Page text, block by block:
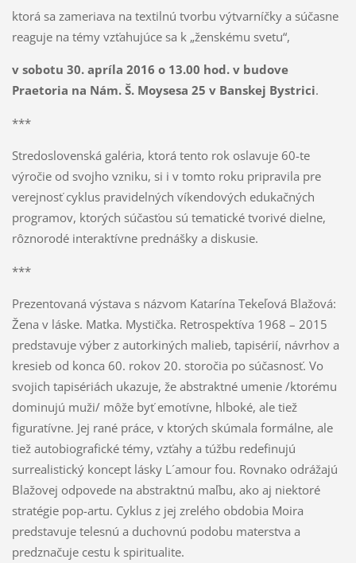
ktorá sa zameriava na textilnú tvorbu výtvarníčky a súčasne
reaguje na témy vzťahujúce sa k „ženskému svetu“,
v sobotu 30. apríla 2016 o 13.00 hod. v budove
Praetoria na Nám. Š. Moysesa 25 v Banskej Bystrici.
***
Stredoslovenská galéria, ktorá tento rok oslavuje 60-te
výročie od svojho vzniku, si i v tomto roku pripravila pre
verejnosť cyklus pravidelných víkendových edukačných
programov, ktorých súčasťou sú tematické tvorivé dielne,
rôznorodé interaktívne prednášky a diskusie.
***
Prezentovaná výstava s názvom Katarína Tekeľová Blažová:
Žena v láske. Matka. Mystička. Retrospektíva 1968 – 2015
predstavuje výber z autorkiných malieb, tapisérií, návrhov a
kresieb od konca 60. rokov 20. storočia po súčasnosť. Vo
svojich tapisériách ukazuje, že abstraktné umenie /ktorému
dominujú muži/ môže byť emotívne, hlboké, ale tiež
figuratívne. Jej rané práce, v ktorých skúmala formálne, ale
tiež autobiografické témy, vzťahy a túžbu redefinujú
surrealistický koncept lásky L´amour fou. Rovnako odrážajú
Blažovej odpovede na abstraktnú maľbu, ako aj niektoré
stratégie pop-artu. Cyklus z jej zrelého obdobia Moira
predstavuje telesnú a duchovnú podobu materstva a
predznačuje cestu k spiritualite.